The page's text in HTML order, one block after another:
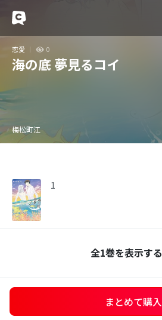
恋愛 0
海の底 夢見るコイ
梅松町江
1
全1巻を表示する
まとめて購入